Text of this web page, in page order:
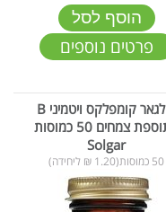
הוסף לסל
פרטים נוספים
סולגאר קומפלקס ויטמיני B
בתוספת צמחים 50 כמוסות
Solgar
50 כמוסות(1.20 ₪ ליחידה)